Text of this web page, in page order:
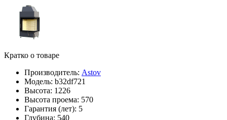
Кратко о товаре
Производитель: Astov
Модель: b32df721
Высота: 1226
Высота проема: 570
Гарантия (лет): 5
Глубина: 540